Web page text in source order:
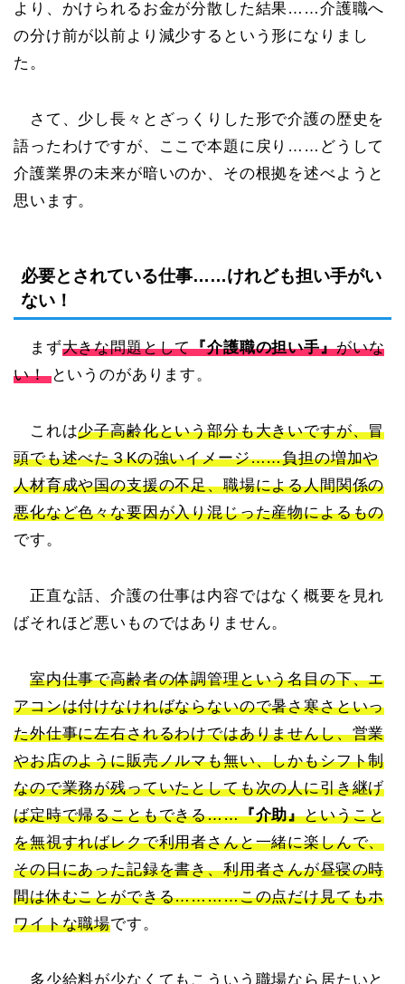
より、かけられるお金が分散した結果……介護職へ
の分け前が以前より減少するという形になりまし
た。
さて、少し長々とざっくりした形で介護の歴史を
語ったわけですが、ここで本題に戻り……どうして
介護業界の未来が暗いのか、その根拠を述べようと
思います。
必要とされている仕事……けれども担い手がい
ない！
まず大きな問題として『介護職の担い手』がいな
い！というのがあります。
これは少子高齢化という部分も大きいですが、冒
頭でも述べた３Kの強いイメージ……負担の増加や
人材育成や国の支援の不足、職場による人間関係の
悪化など色々な要因が入り混じった産物によるもの
です。
正直な話、介護の仕事は内容ではなく概要を見れ
ばそれほど悪いものではありません。
室内仕事で高齢者の体調管理という名目の下、エ
アコンは付けなければならないので暑さ寒さといっ
た外仕事に左右されるわけではありませんし、営業
やお店のように販売ノルマも無い、しかもシフト制
なので業務が残っていたとしても次の人に引き継げ
ば定時で帰ることもできる……『介助』ということ
を無視すればレクで利用者さんと一緒に楽しんで、
その日にあった記録を書き、利用者さんが昼寝の時
間は休むことができる…………この点だけ見てもホ
ワイトな職場です。
多少給料が少なくてもこういう職場なら居たいと